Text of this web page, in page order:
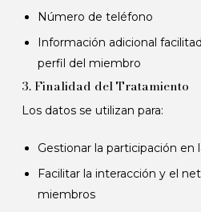
Número de teléfono
Información adicional
perfil del miembro
3. Finalidad del Tratamiento
Los datos se utilizan para:
Gestionar la participación en
Facilitar la interacción y el
miembros